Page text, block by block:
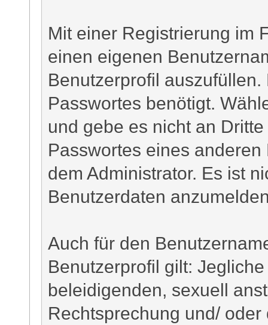
Mit einer Registrierung im
einen eigenen
Benutzerprofil
Passwortes benötigt.
und gebe es nicht an
Passwortes eines
dem Administrator. Es ist
Benutzerdaten
Auch für den
Benutzerprofil gilt:
beleidigenden, sexuell
Rechtsprechung und/